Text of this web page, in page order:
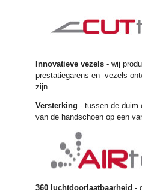
Innovatieve vezels - wij
prestatiegarens en -vezels
zijn.
Versterking - tussen de duim
van de handschoen op een
360 luchtdoorlaatbaarheid -